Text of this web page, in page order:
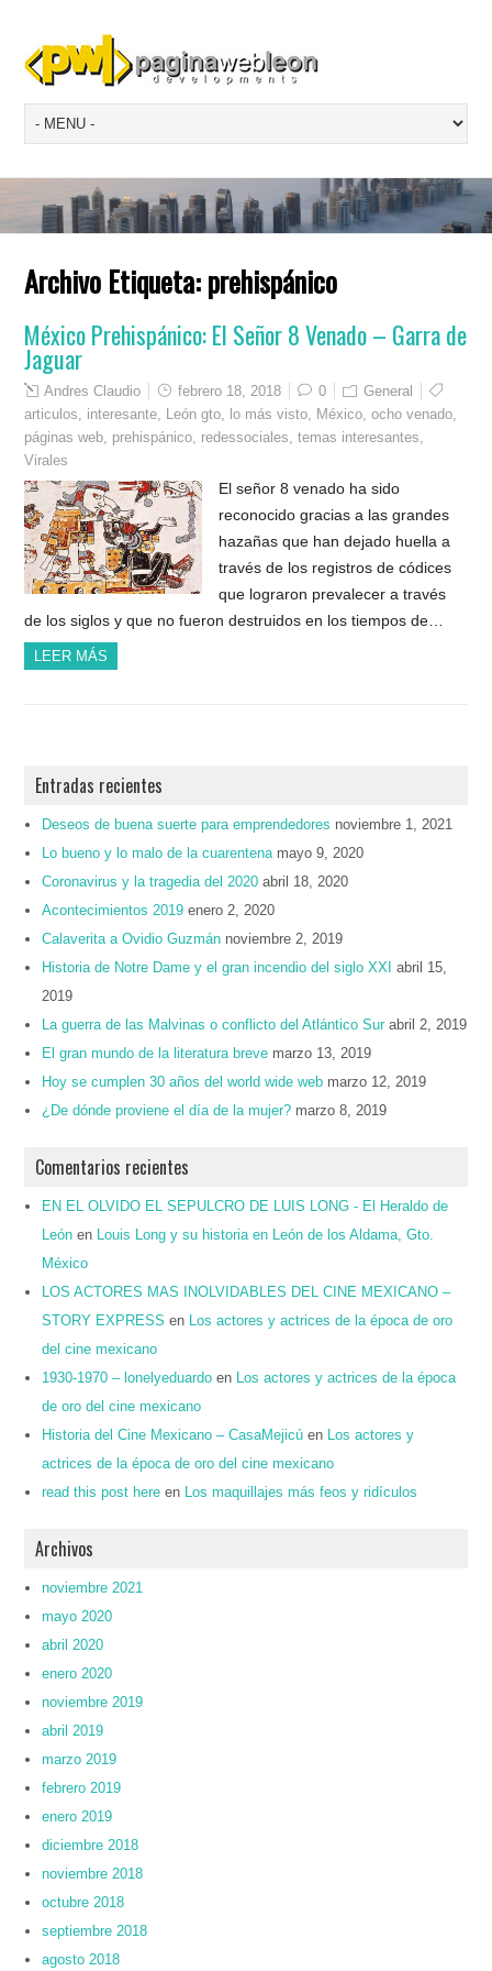
Archivo Etiqueta:prehispánico
México Prehispánico: El Señor 8 Venado – Garra de
Jaguar
Andres Claudio febrero 18, 2018 0
General
articulos
interesante León gto lo más visto México ,ocho venado
páginas web prehispánico redessociales ,temas interesantes
Virales
El señor 8 venado ha sido
reconocido gracias a las grandes
hazañas que han dejado huella a
través de los registros de códices
que lograron prevalecer a través
de los siglos y que no fueron destruidos en los tiempos de…
LEER MÁS
Entradas recientes
Deseos de buena suerte para emprendedores noviembre 1, 2021
Lo bueno y lo malo de la cuarentena mayo 9, 2020
Coronavirus y la tragedia del 2020 abril 18, 2020
Acontecimientos 2019 enero 2, 2020
Calaverita a Ovidio Guzmán noviembre 2, 2019
Historia de Notre Dame y el gran incendio del siglo XXI
abril 15,
2019
La guerra de las Malvinas o conflicto del Atlántico Sur abril 2, 2019
El gran mundo de la literatura breve marzo 13, 2019
Hoy se cumplen 30 años del world wide web marzo 12, 2019
¿De dónde proviene el día de la mujer? marzo 8, 2019
Comentarios recientes
EN EL OLVIDO EL SEPULCRO DE LUIS LONG - El Heraldo de
León en
Louis Long y su historia en León de los Aldama, Gto.
México
LOS ACTORES MAS INOLVIDABLES DEL CINE MEXICANO –
STORY EXPRESS en
Los actores y actrices de la época de oro
del cine mexicano
1930-1970 – lonelyeduardo en
Los actores y actrices de la época
de oro del cine mexicano
Historia del Cine Mexicano – CasaMejicú en
Los actores y
actrices de la época de oro del cine mexicano
read this post here en Los maquillajes más feos y ridículos
Archivos
noviembre 2021
mayo 2020
abril 2020
enero 2020
noviembre 2019
abril 2019
marzo 2019
febrero 2019
enero 2019
diciembre 2018
noviembre 2018
octubre 2018
septiembre 2018
agosto 2018